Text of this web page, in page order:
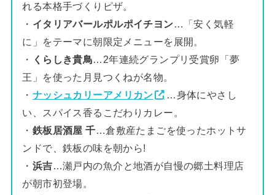
れる本格手づくりピザ。
・ イタリアバールポルポイチヨン…「安く気軽
に」をテーマに朝限定メニューを展開。
・
くらしき貴鳥…2年連続グランプリ受賞卵「夢
王」を使った月見つくねが名物。
・ ナッシュカリーアメリカン
…身体にやさし
い、スパイス香るこだわりカレー。
・ 鉄板居酒屋 千…倉敷産たまごを使ったホットサ
ンドで、鉄板の味を朝から!
・ 浜吉…瀬戸内の魚介と地酒が自慢の郷土料理店
が朝市初登場。